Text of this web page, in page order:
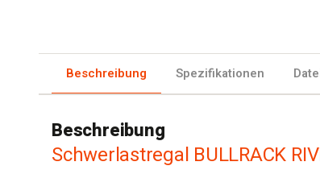
Beschreibung Spezifikationen
Beschreibung
Schwerlastregal BULLRACK